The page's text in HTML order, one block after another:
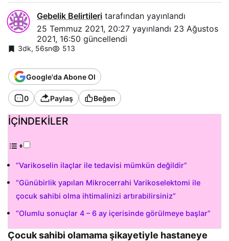
Gebelik Belirtileri tarafından yayınlandı
25 Temmuz 2021, 20:27 yayınlandı 23 Ağustos
2021, 16:50 güncellendi
3dk, 56sn 513
Google'da Abone Ol
0 Paylaş Beğen
İÇİNDEKİLER
“Varikoselin ilaçlar ile tedavisi mümkün değildir”
“Günübirlik yapılan Mikrocerrahi Varikoselektomi ile
çocuk sahibi olma ihtimalinizi artırabilirsiniz”
“Olumlu sonuçlar 4 – 6 ay içerisinde görülmeye başlar”
Çocuk sahibi olamama şikayetiyle hastaneye